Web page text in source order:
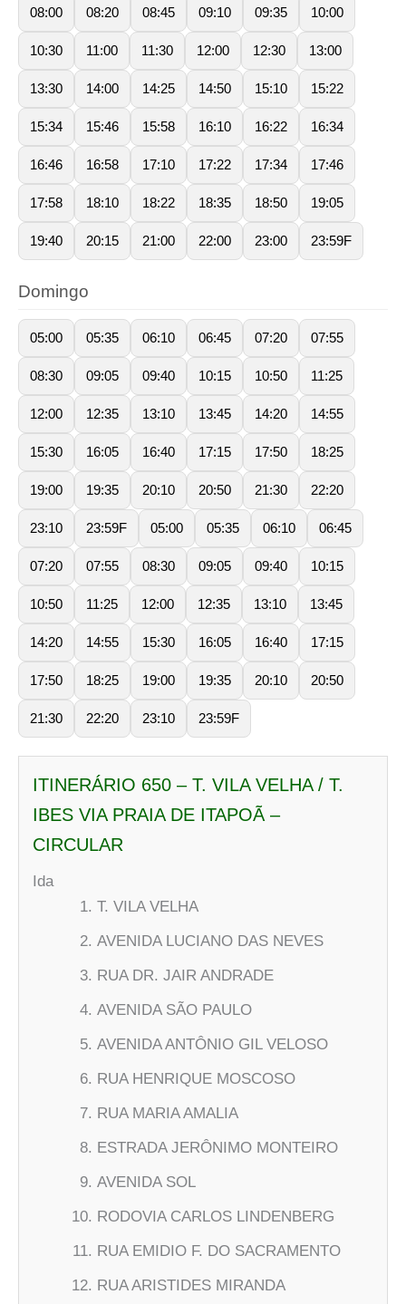
08:00 08:20 08:45 09:10 09:35 10:00
10:30 11:00 11:30 12:00 12:30 13:00
13:30 14:00 14:25 14:50 15:10 15:22
15:34 15:46 15:58 16:10 16:22 16:34
16:46 16:58 17:10 17:22 17:34 17:46
17:58 18:10 18:22 18:35 18:50 19:05
19:40 20:15 21:00 22:00 23:00 23:59F
Domingo
05:00 05:35 06:10 06:45 07:20 07:55
08:30 09:05 09:40 10:15 10:50 11:25
12:00 12:35 13:10 13:45 14:20 14:55
15:30 16:05 16:40 17:15 17:50 18:25
19:00 19:35 20:10 20:50 21:30 22:20
23:10 23:59F 05:00 05:35 06:10 06:45
07:20 07:55 08:30 09:05 09:40 10:15
10:50 11:25 12:00 12:35 13:10 13:45
14:20 14:55 15:30 16:05 16:40 17:15
17:50 18:25 19:00 19:35 20:10 20:50
21:30 22:20 23:10 23:59F
ITINERÁRIO 650 – T. VILA VELHA / T.
IBES VIA PRAIA DE ITAPOÃ –
CIRCULAR
Ida
T. VILA VELHA
AVENIDA LUCIANO DAS NEVES
RUA DR. JAIR ANDRADE
AVENIDA SÃO PAULO
AVENIDA ANTÔNIO GIL VELOSO
RUA HENRIQUE MOSCOSO
RUA MARIA AMALIA
ESTRADA JERÔNIMO MONTEIRO
AVENIDA SOL
RODOVIA CARLOS LINDENBERG
RUA EMIDIO F. DO SACRAMENTO
RUA ARISTIDES MIRANDA